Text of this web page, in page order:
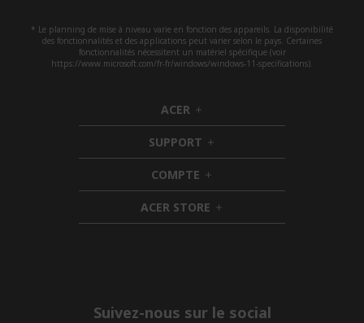
* Le planning de mise à niveau varie en fonction des appareils. La disponibilité
des fonctionnalités et des applications peut varier selon le pays. Certaines
fonctionnalités nécessitent un matériel spécifique (voir
https://www.microsoft.com/fr-fr/windows/windows-11-specifications).
ACER h
i
d
d
e
n
SUPPORT h
i
d
d
e
n
COMPTE h
i
d
d
ACER STORE h
i
Suivez-nous sur le social